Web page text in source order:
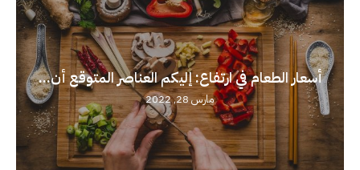
أسعار الطعام في ارتفاع: إليكم العناصر المتوقع أن...
مارس 28, 2022